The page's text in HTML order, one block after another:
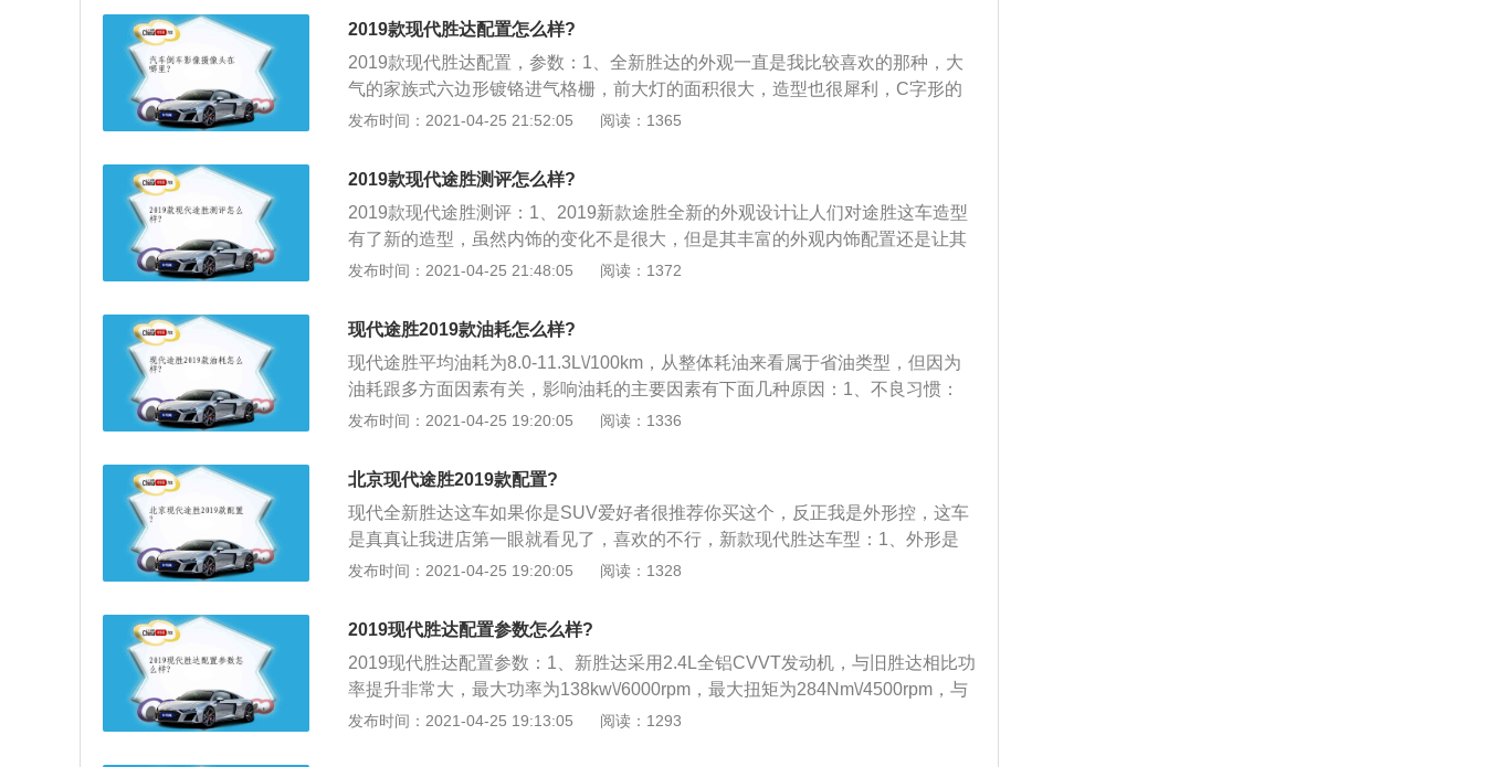
兰达在它面前简直弱爆了；2、而且，从19款胜达的车身侧面来看，充满肌肉
感，尤其是车身中的那条线条，凌厉感极强。而且，悬浮式的车顶融进了时尚
感。而且，镀铬饰条点缀的侧裙，让车身显得十分精致。而下方的轮毂，像旋风
般，动感十足。同样，车身的尾部也十分亮眼，半包围似的尾灯，显得十分独
特。而且，车身下方镀铬饰条点缀的进气口，运动感十足。不得不说，19款现代
亮眼，虽然布局比较简洁明了，但是，软组织材料包裹的中控台，显得极为精
致。而且，悬浮式的中控大屏，也有着十足的科技感。渔尤其是在配置上，更是
一应俱全。更为洋气的是19款胜达无需佩戴钥匙，只需要指纹解锁就行了。而
度，尤其是新胜达还增加了7座。如此的讨好国人，能火一把吗；4、最后。19款
且，预估售价会在20万起，让不少网友表示说果真是又拽了。
2019款现代胜达配置怎么样?
2019款现代胜达配置，参数：1、全新胜达的外观一直是我比较喜欢的那种，大
气的家族式六边形镀铬进气格栅，前大灯的面积很大，造型也很犀利，C字形的
雾灯区域采用镀铬包边，雾灯的面积很大并且与LED日间行车灯相连，前保险杠
它；2、双炮筒式的仪表盘带来了较强的运动感，而对称式的中控布局也呈现出
了中规中矩的视觉感，大面积的软包材质摸起来也有着较高的挡次，很多细节中
还能够看到清晰的车缝线，可以看出现代对于这台车的内饰做工是很用心的。从
这里也能看出现代全新胜达质量怎么样了；3、动力方面，全新胜达搭载了2.4L和
2.0T两款发动机，其中2.4L的自然吸气发动机最大输出功率可达139千瓦，最大
发布时间：2021-04-25 21:52:05 阅读：1365
2019款现代途胜测评怎么样?
2019款现代途胜测评：1、2019新款途胜全新的外观设计让人们对途胜这车造型
有了新的造型，虽然内饰的变化不是很大，但是其丰富的外观内饰配置还是让其
保持着韩系车一贯的性价比，此外，新车在车联网上有着不小的提升，更贴合了
了许多；3、配置丰富，性价比还是比较高的，搭配的智行安全系统和车联网，
迎合了潮流趋势；
发布时间：2021-04-25 21:48:05 阅读：1372
现代途胜2019款油耗怎么样?
现代途胜平均油耗为8.0-11.3L\/100km，从整体耗油来看属于省油类型，但因为
油耗跟多方面因素有关，影响油耗的主要因素有下面几种原因：1、不良习惯：
急加速。其实个人的驾驶习惯对于汽油的消耗还是有着比较大的影响的，由于机
做剧烈运动前需要先热身，道理是相同的，在开车过程中，急加速、急刹车有的
时候是炫耀车技，体现汽车性能的好机会，但是你知道么，这样驾驶会使得你的
油耗剧增，是正常驾驶的2-3倍！最佳的驾驶速度最好维持在60-80km\/h。并且提
前观察路面情况，争取可以做到用油门控制车速；2、路况原因。这个可能和驾
驶没有多大的关系，但是对于路线的选择也是省油非常重要的环节，有的时候，
程尽量短！这样才可以省下更多的汽油；3、后备箱放了太多的物品。车辆自身
承载过重的物品，会使得油耗高于正常行驶油耗的2％左右，看似不多，积少成
多，长时间带着这么多的物品，算一算也是一笔不小的开支。所以能放在家里的
发布时间：2021-04-25 19:20:05 阅读：1336
北京现代途胜2019款配置?
现代全新胜达这车如果你是SUV爱好者很推荐你买这个，反正我是外形控，这车
是真真让我进店第一眼就看见了，喜欢的不行，新款现代胜达车型：1、外形是
真的好看，现代不是号称啥流体雕塑什么的，这车你夜里开大灯从车头跟侧面
感觉贼高大上；2、给我感觉就是很男人很霸气的感觉，一看就是男人车，不像
有的场出的SUV，打着城市越野的旗号光看外表就娘的狠；3、而且车门上面有
个很不错的设计，车门能跟底下完全贴合，有时候小点小雨上面的，上下车有时
候会蹭到门边的泥，这车泥都在车门外，底下一点没有，再也不用担心下雨点下
车弄湿西装裤脚了，洗起来很头疼。
发布时间：2021-04-25 19:20:05 阅读：1328
2019现代胜达配置参数怎么样?
2019现代胜达配置参数：1、新胜达采用2.4L全铝CVVT发动机，与旧胜达相比功
率提升非常大，最大功率为138kw\/6000rpm，最大扭矩为284Nm\/4500rpm，与
旧胜达125kw功率和247Nm扭矩相比，提高了很多；2、从百公里加速时间上可
发布时间：2021-04-25 19:13:05 阅读：1293